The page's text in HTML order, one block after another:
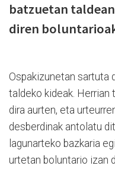
batzuetan
diren
Ospakizunetan sartuta
taldeko kideak. Herrian
dira aurten, eta
desberdinak antolatu
lagunarteko bazkaria
urtetan boluntario izan